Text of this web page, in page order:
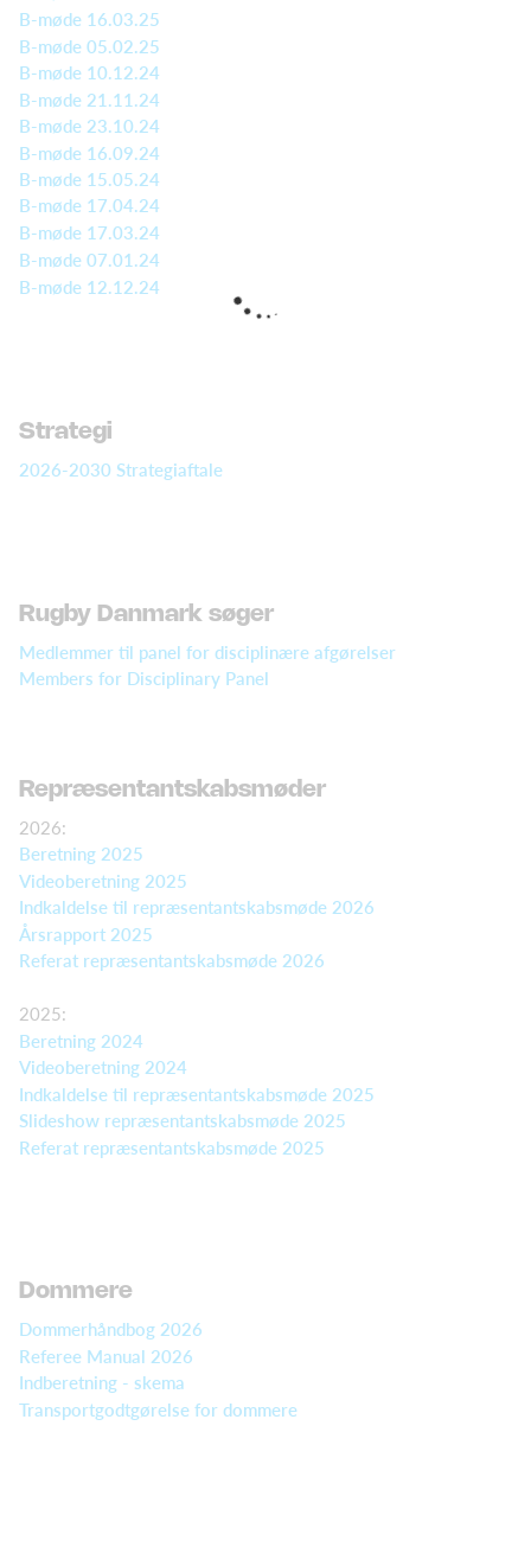
B-møde 16.03.25
B-møde 05.02.25
B-møde 10.12.24
B-møde 21.11.24
B-møde 23.10.24
B-møde 16.09.24
B-møde 15.05.24
B-møde 17.04.24
B-møde 17.03.24
B-møde 07.01.24
B-møde 12.12.24
Strategi
2026-2030 Strategiaftale
Rugby Danmark søger
Medlemmer til panel for disciplinære afgørelser
Members for Disciplinary Panel
Repræsentantskabsmøder
2026:
Beretning 2025
Videoberetning 2025
Indkaldelse til repræsentantskabsmøde 2026
Årsrapport 2025
Referat repræsentantskabsmøde 2026
2025:
Beretning 2024
Videoberetning 2024
Indkaldelse til repræsentantskabsmøde 2025
Slideshow repræsentantskabsmøde 2025
Referat repræsentantskabsmøde 2025
Dommere
Dommerhåndbog 2026
Referee Manual 2026
Indberetning - skema
Transportgodtgørelse for dommere